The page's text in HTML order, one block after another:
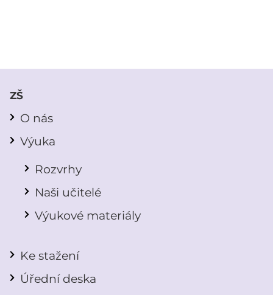
ZŠ
O nás
Výuka
Rozvrhy
Naši učitelé
Výukové materiály
Ke stažení
Úřední deska